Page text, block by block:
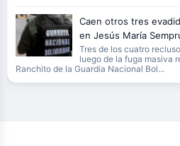
Caen otros tres
en Jesús María
Tres de los cuatro
luego de la fuga masiva
Ranchito de la Guardia Nacional Bol...